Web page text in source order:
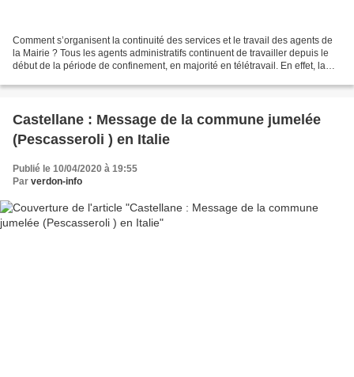
Comment s’organisent la continuité des services et le travail des agents de
la Mairie ? Tous les agents administratifs continuent de travailler depuis le
début de la période de confinement, en majorité en télétravail. En effet, la
Castellane : Message de la commune jumelée
(Pescasseroli ) en Italie
Publié le 10/04/2020 à 19:55
Par verdon-info